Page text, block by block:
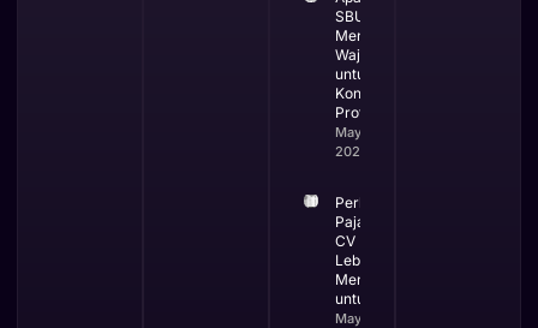
SBUJK dan
Mengapa
Wajib
untuk
Kontraktor
Profesional
May 19,
2026
Perbandingan
Pajak PT dan
CV Mana yang
Lebih
Menguntungkan
untuk Bisnis
May 13, 2026